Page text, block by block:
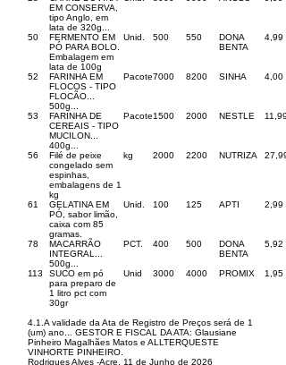
EM CONSERVA,
tipo Anglo, em
lata de 320g...
50
FERMENTO EM
PÓ PARA BOLO.
Embalagem em
lata de 100g
Unid. 500 550
DONA
BENTA
4,99
52
FARINHA EM
FLOCOS - TIPO
FLOCÃO...
500g...
Pacote7000 8200 SINHA 4,00
53
FARINHA DE
CEREAIS - TIPO
MUCILON...
400g...
Pacote1500 2000 NESTLE 11,99
56
Filé de peixe
congelado sem
espinhas,
embalagens de 1
kg
kg 2000 2200 NUTRIZA 27,99
61
GELATINA EM
PÓ, sabor limão,
caixa com 85
gramas.
Unid. 100 125 APTI 2,99
78
MACARRÃO
INTEGRAL...
500g...
PCT. 400 500
DONA
BENTA
5,92
113
SUCO em pó
para preparo de
1 litro pct com
30gr
Unid 3000 4000 PROMIX 1,95
4.1.A validade da Ata de Registro de Preços será de 1
(um) ano... GESTOR E FISCAL DA ATA: Glausiane
Pinheiro Magalhães Matos e ALLTERQUESTE
VINHORTE PINHEIRO.
Rodrigues Alves -Acre, 11 de Junho de 2026